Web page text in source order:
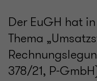
Der EuGH hat
Thema
378/21, P-